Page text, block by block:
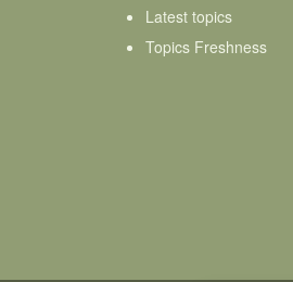
Latest topics
Topics Freshness